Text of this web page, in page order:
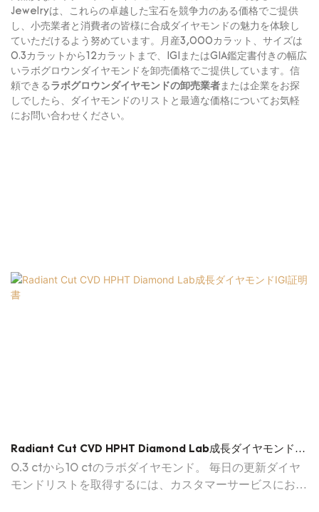
Jewelryは、これらの卓越した宝石を競争力のある価格でご提供
し、小売業者と消費者の皆様に合成ダイヤモンドの魅力を体験し
ていただけるよう努めています。月産3,000カラット、サイズは
0.3カラットから12カラットまで、IGIまたはGIA鑑定書付きの幅広
いラボグロウンダイヤモンドを卸売価格でご提供しています。信
頼できる ラボグロウンダイヤモンドの卸売業者または企業をお探
しでしたら、ダイヤモンドのリストと最適な価格についてお気軽
にお問い合わせください。
Radiant Cut CVD HPHT Diamond Lab成長ダイヤモンド
IGI証明書
0.3 ctから10 ctのラボダイヤモンド。 毎日の更新ダイヤ
モンドリストを取得するには、カスタマーサービスにお問